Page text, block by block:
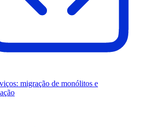
migração de monólitos e